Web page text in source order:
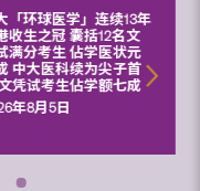
「环球医学」连续13年
收生之冠 囊括12名文
满分考生 佔学医状元
中大医科续为尖子首
凭试考生佔学额七成
年8月5日